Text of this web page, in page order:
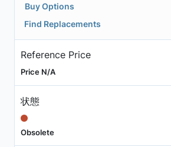
Buy Options
Find Replacements
Reference Price
Price N/A
状態
Obsolete